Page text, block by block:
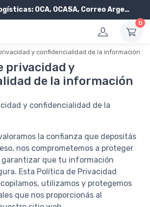
OCA, OCASA, Correo Argentino, Andreani y PickIt
0
y confidencialidad de la información
privacidad y
de la información
y confidencialidad de la
la confianza que depositás
nos comprometemos a proteger
que tu información
Esta Política de Privacidad
utilizamos y protegemos
que nos proporcionás al